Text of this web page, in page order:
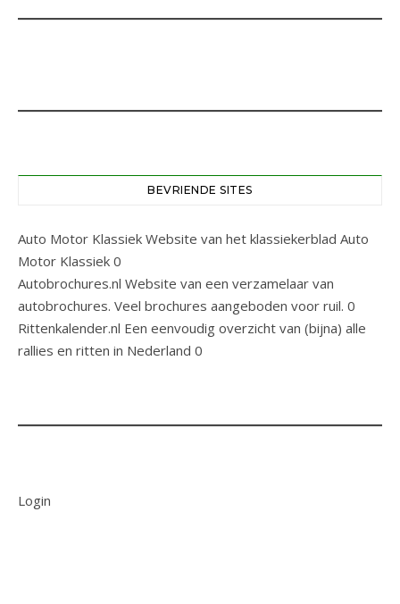
BEVRIENDE SITES
Auto Motor Klassiek Website van het klassiekerblad Auto
Motor Klassiek 0
Autobrochures.nl Website van een verzamelaar van
autobrochures. Veel brochures aangeboden voor ruil. 0
Rittenkalender.nl Een eenvoudig overzicht van (bijna) alle
rallies en ritten in Nederland 0
Login